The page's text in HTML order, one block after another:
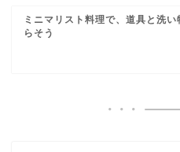
ミニマリスト料理で、道具と洗い
らそう